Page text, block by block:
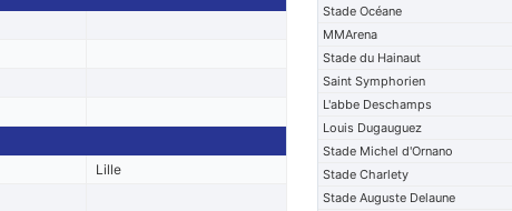
Lille
Stade Océane
MMArena
Stade du Hainaut
Saint Symphorien
L'abbe Deschamps
Louis Dugauguez
Stade Michel d'Ornano
Stade Charlety
Stade Auguste Delaune